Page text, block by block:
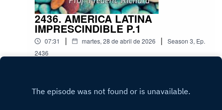
2436. AMERICA LATINA
IMPRESCINDIBLE P.1
07:31 | martes, 28 de abril de 2026 | Season 3, Ep.
2436